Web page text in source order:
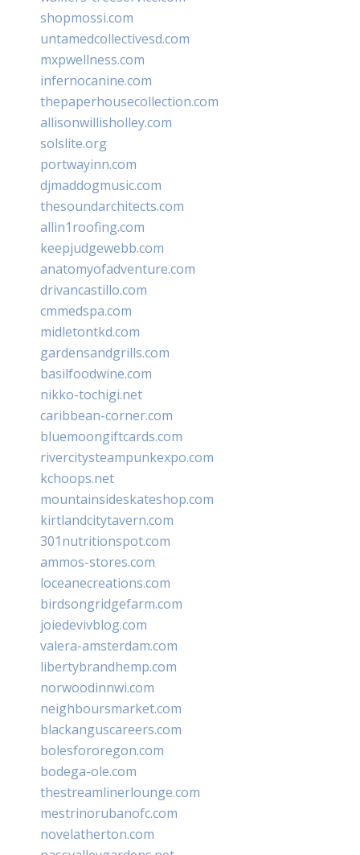
shopmossi.com
untamedcollectivesd.com
mxpwellness.com
infernocanine.com
thepaperhousecollection.com
allisonwillisholley.com
solslite.org
portwayinn.com
djmaddogmusic.com
thesoundarchitects.com
allin1roofing.com
keepjudgewebb.com
anatomyofadventure.com
drivancastillo.com
cmmedspa.com
midletontkd.com
gardensandgrills.com
basilfoodwine.com
nikko-tochigi.net
caribbean-corner.com
bluemoongiftcards.com
rivercitysteampunkexpo.com
kchoops.net
mountainsideskateshop.com
kirtlandcitytavern.com
301nutritionspot.com
ammos-stores.com
loceanecreations.com
birdsongridgefarm.com
joiedevivblog.com
valera-amsterdam.com
libertybrandhemp.com
norwoodinnwi.com
neighboursmarket.com
blackanguscareers.com
bolesfororegon.com
bodega-ole.com
thestreamlinerlounge.com
mestrinorubanofc.com
novelatherton.com